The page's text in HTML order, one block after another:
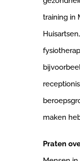
training in
maken
Praten